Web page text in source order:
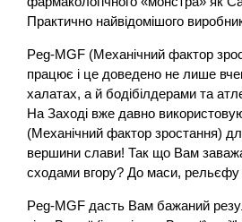
Практично найвідомішого
Peg-MGF (Механічний фактор
працює і це доведено не лише
халатах, а й бодібілдерами та
На Заході вже давно
(Механічний фактор зростання)
вершини слави! Так що Вам
сходами вгору? До маси, рельєфу
Peg-MGF дасть Вам бажаний